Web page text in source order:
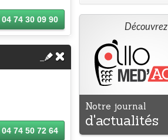
04 74 30 09 90
04 74 50 72 64
Découvrez
Notre journal
d'actualités